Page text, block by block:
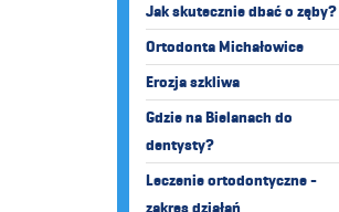
Jak skutecznie dbać o zęby?
Ortodonta Michałowice
Erozja szkliwa
Gdzie na Bielanach do
dentysty?
Leczenie ortodontyczne -
zakres działań